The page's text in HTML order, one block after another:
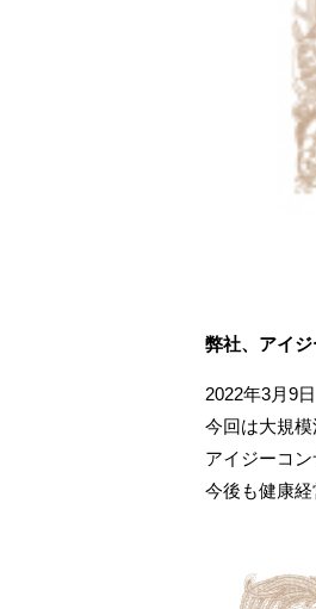
弊社、アイ
2022年3月9
今回は大規
アイジーコ
今後も健康